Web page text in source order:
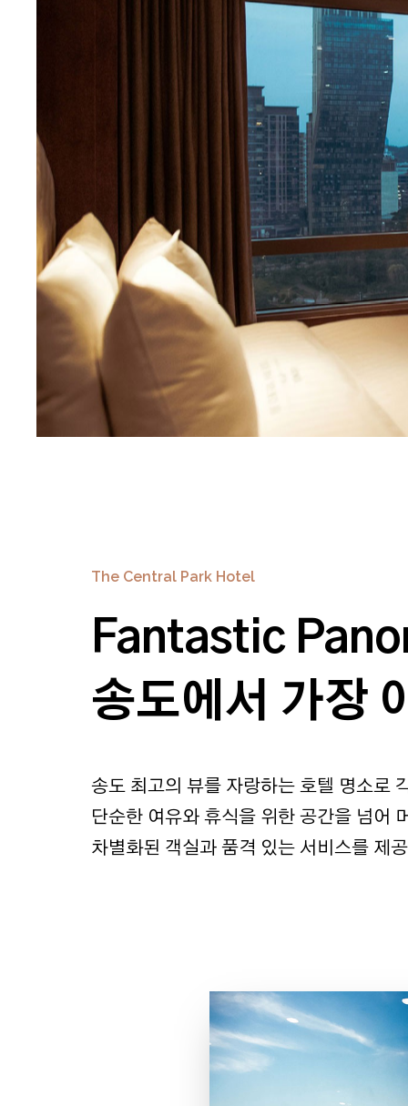
The Central Park Hotel
Fantastic
송도에서 가장
송도 최고의 뷰를 자랑하는 호텔 명소로
단순한 여유와 휴식을 위한 공간을 넘어
차별화된 객실과 품격 있는 서비스를 제